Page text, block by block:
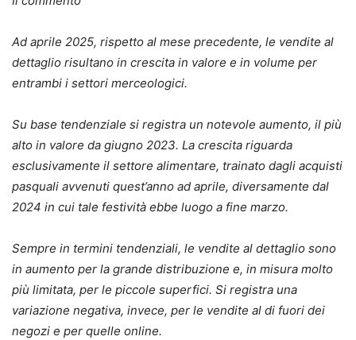
Ad aprile 2025, rispetto al mese precedente, le vendite al
dettaglio risultano in crescita in valore e in volume per
entrambi i settori merceologici.
Su base tendenziale si registra un notevole aumento, il più
alto in valore da giugno 2023. La crescita riguarda
esclusivamente il settore alimentare, trainato dagli acquisti
pasquali avvenuti quest’anno ad aprile, diversamente dal
2024 in cui tale festività ebbe luogo a fine marzo.
Sempre in termini tendenziali, le vendite al dettaglio sono
in aumento per la grande distribuzione e, in misura molto
più limitata, per le piccole superfici. Si registra una
variazione negativa, invece, per le vendite al di fuori dei
negozi e per quelle online.